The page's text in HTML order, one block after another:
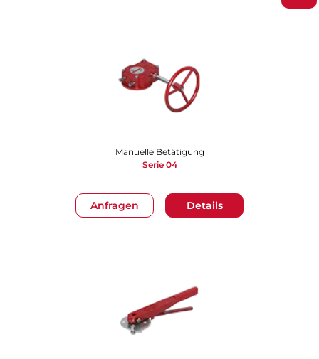
Anfragen Details
Manuelle Betätigung
Serie 04